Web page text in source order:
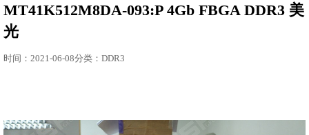
MT41K512M8DA-093:P 4Gb FBGA DDR3 美
光
时间：2021-06-08分类：DDR3